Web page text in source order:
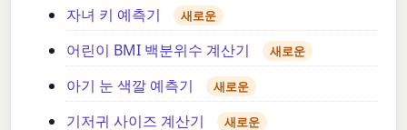
자녀 키 예측기 새로운
어린이 BMI 백분위수 계산기 새로운
아기 눈 색깔 예측기 새로운
기저귀 사이즈 계산기 새로운